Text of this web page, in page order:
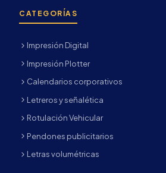
CATEGORÍAS
Impresión Digital
Impresión Plotter
Calendarios corporativos
Letreros y señalética
Rotulación Vehicular
Pendones publicitarios
Letras volumétricas